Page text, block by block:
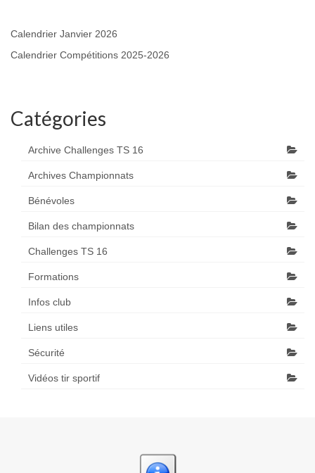
Calendrier Janvier 2026
Calendrier Compétitions 2025-2026
Catégories
Archive Challenges TS 16
Archives Championnats
Bénévoles
Bilan des championnats
Challenges TS 16
Formations
Infos club
Liens utiles
Sécurité
Vidéos tir sportif